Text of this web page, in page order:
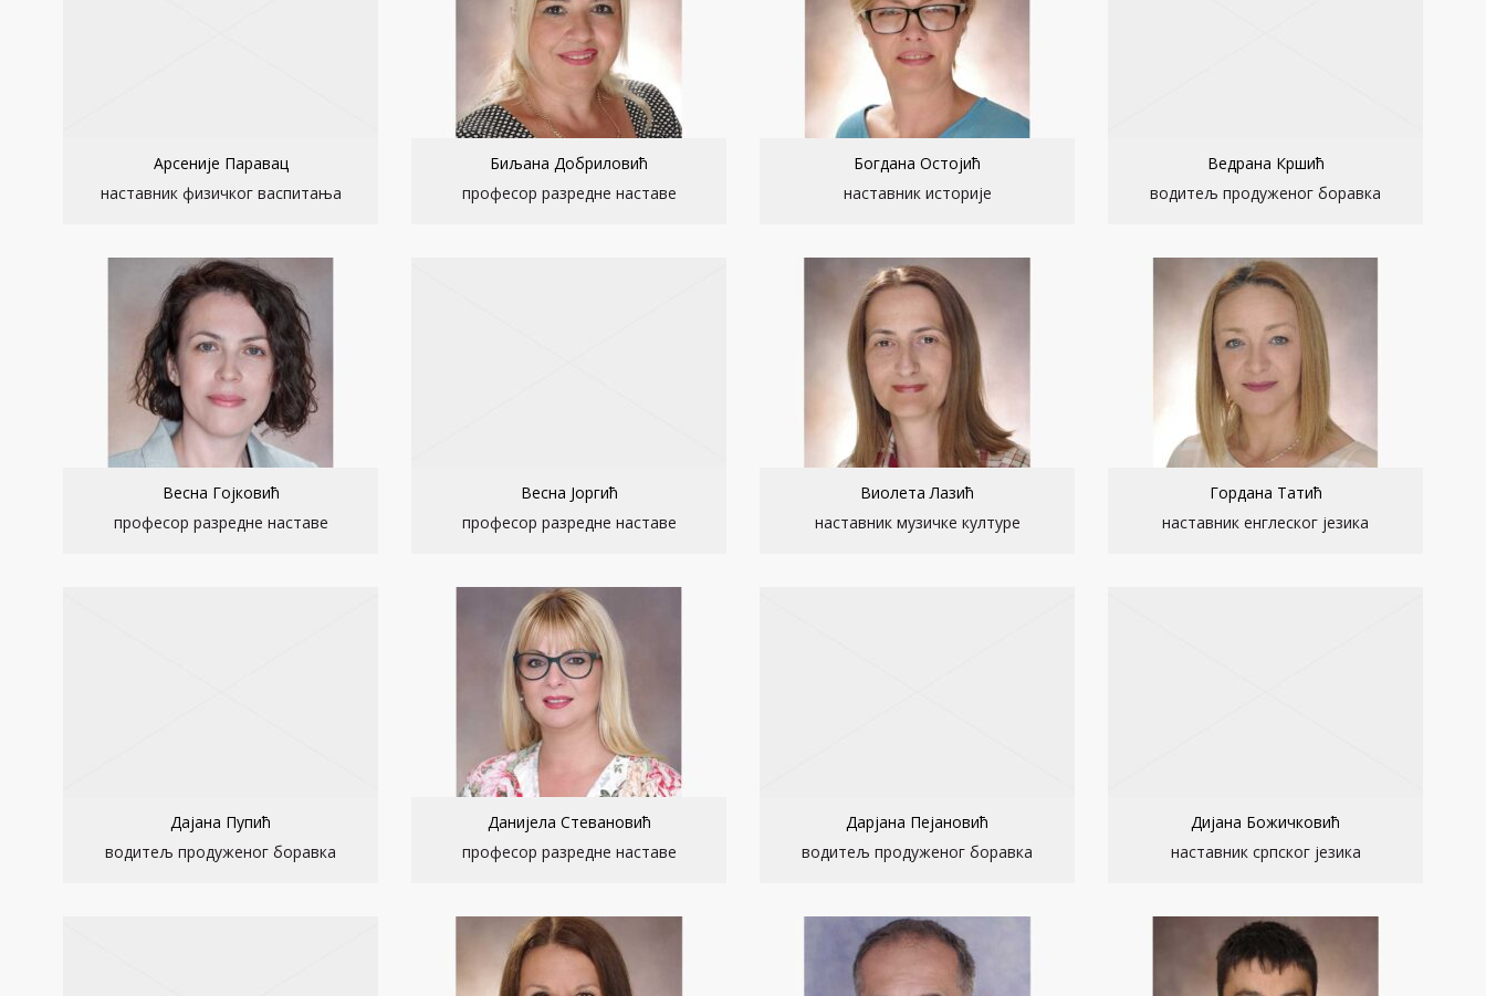
Арсеније Паравац
наставник физичког васпитања
Биљана Добриловић
професор разредне наставе
Богдана Остојић
наставник историје
Ведрана Кршић
водитељ продуженог боравка
Весна Гојковић
професор разредне наставе
Весна Јоргић
професор разредне наставе
Виолета Лазић
наставник музичке културе
Гордана Татић
наставник енглеског језика
Дајана Пупић
водитељ продуженог боравка
Данијела Стевановић
професор разредне наставе
Дарјана Пејановић
водитељ продуженог боравка
Дијана Божичковић
наставник српског језика